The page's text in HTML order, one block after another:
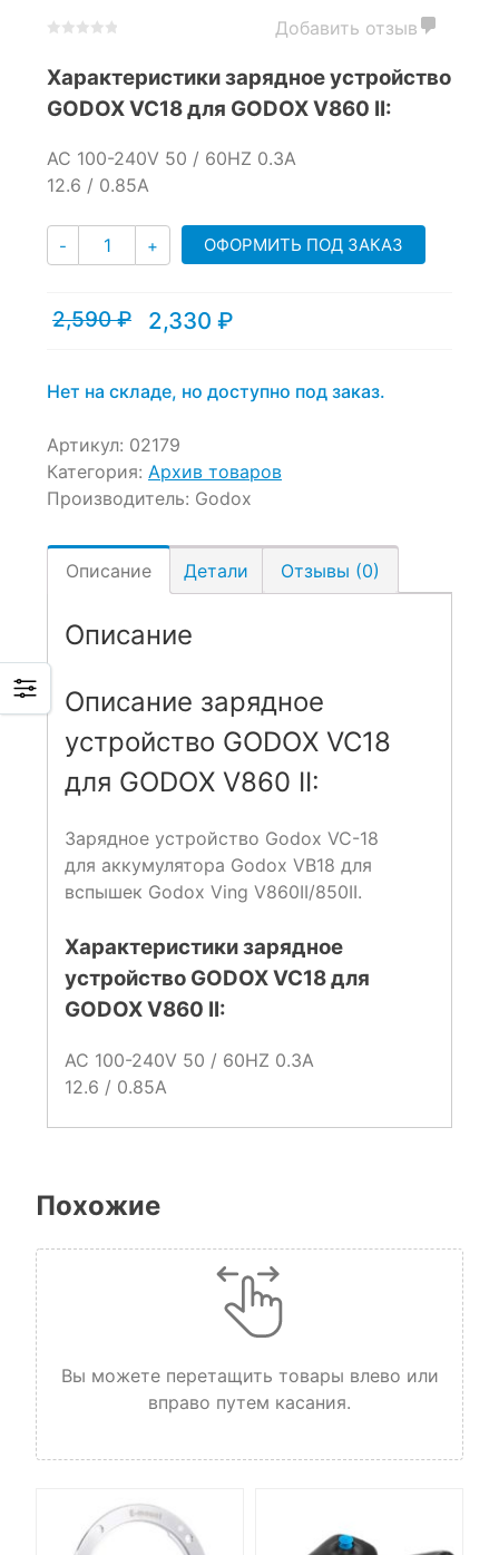
out
based
customer
Добавить отзыв
Характеристики зарядное устройство
GODOX VC18 для GODOX V860 II:
AC 100-240V 50 / 60HZ 0.3A
12.6 / 0.85A
- Количество
+ ОФОРМИТЬ ПОД ЗАКАЗ
2,590₽
Первоначальная
2,590 ₽.
2,330 ₽
Текущая
Нет на складе, но доступно под заказ.
Артикул: 02179
Категория: Архив товаров
Производитель: Godox
Описание Детали Отзывы (0)
Описание
Описание зарядное
устройство GODOX VC18
для GODOX V860 II:
Зарядное устройство Godox VC-18
для аккумулятора Godox VB18 для
вспышек Godox Ving V860II/850II.
Характеристики зарядное
устройство GODOX VC18 для
GODOX V860 II:
AC 100-240V 50 / 60HZ 0.3A
12.6 / 0.85A
Похожие
Вы можете перетащить товары влево или
вправо путем касания.